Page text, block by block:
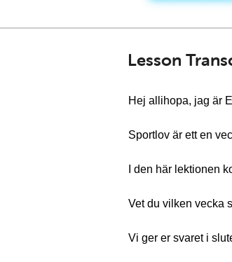
Lesson
Hej allihopa, jag är
Sportlov är ett en
I den här lektionen
Vet du vilken vecka
Vi ger er svaret i